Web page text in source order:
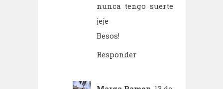
nunca tengo suerte
jeje
Besos!
Responder